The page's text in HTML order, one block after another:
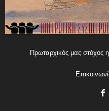
Πρωταρχικός μας στόχος